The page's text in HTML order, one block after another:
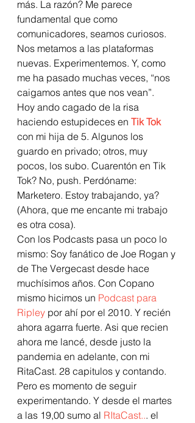
más. La razón? Me parece
fundamental que como
comunicadores, seamos curiosos.
Nos metamos a las plataformas
nuevas. Experimentemos. Y, como
me ha pasado muchas veces, “nos
caigamos antes que nos vean”.
Hoy ando cagado de la risa
haciendo estupideces en Tik Tok
con mi hija de 5. Algunos los
guardo en privado; otros, muy
pocos, los subo. Cuarentón en Tik
Tok? No, push. Perdóname:
Marketero. Estoy trabajando, ya?
(Ahora, que me encante mi trabajo
es otra cosa).
Con los Podcasts pasa un poco lo
mismo: Soy fanático de Joe Rogan y
de The Vergecast desde hace
muchísimos años. Con Copano
mismo hicimos un Podcast para
Ripley por ahí por el 2010. Y recién
ahora agarra fuerte. Asi que recien
ahora me lancé, desde justo la
pandemia en adelante, con mi
RitaCast. 28 capitulos y contando.
Pero es momento de seguir
experimentando. Y desde el martes
a las 19,00 sumo al RItaCast... el